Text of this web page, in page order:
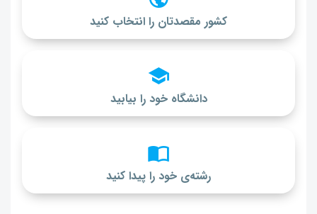
کشور مقصدتان را انتخاب کنید
دانشگاه خود را بیابید
رشته‌ی خود را پیدا کنید